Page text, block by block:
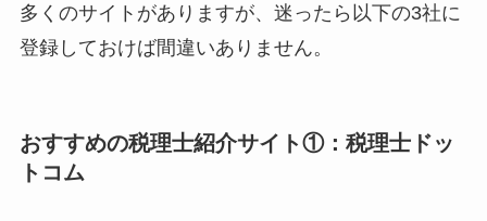
多くのサイトがありますが、迷ったら以下の3社に
登録しておけば間違いありません。
おすすめの税理士紹介サイト①：税理士ドッ
トコム